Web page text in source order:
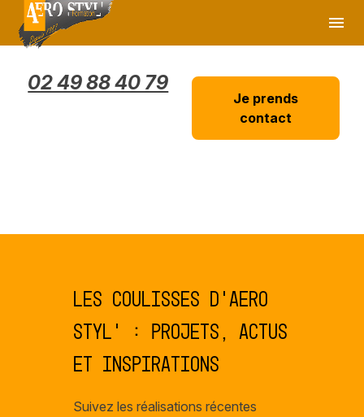
menu
02 49 88 40 79
Je prends
contact
Les coulisses d’AERO
STYL’ : projets, actus
et inspirations
Suivez les réalisations récentes
Panneau de gestion des cookies